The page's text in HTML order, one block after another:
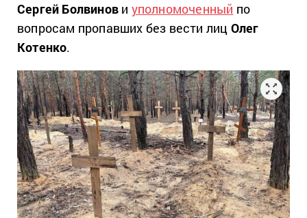
Сергей Болвинов и уполномоченный по
вопросам пропавших без вести лиц Олег
Котенко.